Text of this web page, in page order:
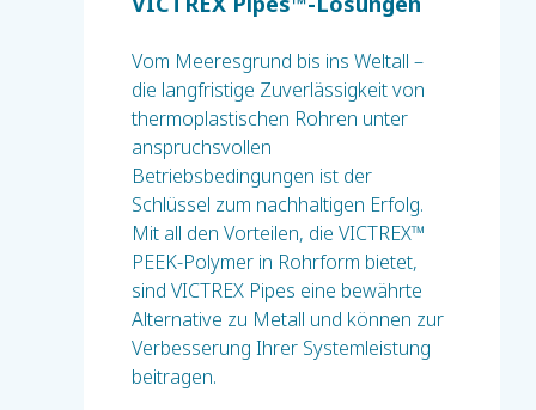
Vom Meeresgrund bis ins Weltall –
die langfristige Zuverlässigkeit von
thermoplastischen Rohren unter
anspruchsvollen
Betriebsbedingungen ist der
Schlüssel zum nachhaltigen Erfolg.
Mit all den Vorteilen, die VICTREX™
PEEK-Polymer in Rohrform bietet,
sind VICTREX Pipes eine bewährte
Alternative zu Metall und können zur
Verbesserung Ihrer Systemleistung
beitragen.